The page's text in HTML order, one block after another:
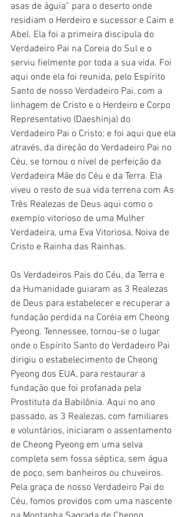
asas de águia” para o deserto onde
residiam o Herdeiro e sucessor e Caim e
Abel. Ela foi a primeira discípula do
Verdadeiro Pai na Coreia do Sul e o
serviu fielmente por toda a sua vida. Foi
aqui onde ela foi reunida, pelo Espírito
Santo de nosso Verdadeiro Pai, com a
linhagem de Cristo e o Herdeiro e Corpo
Representativo (Daeshinja) do
Verdadeiro Pai o Cristo; e foi aqui que ela
através, da direção do Verdadeiro Pai no
Céu, se tornou o nível de perfeição da
Verdadeira Mãe do Céu e da Terra. Ela
viveu o resto de sua vida terrena com As
Três Realezas de Deus aqui como o
exemplo vitorioso de uma Mulher
Verdadeira, uma Eva Vitoriosa, Noiva de
Cristo e Rainha das Rainhas.
Os Verdadeiros Pais do Céu, da Terra e
da Humanidade guiaram as 3 Realezas
de Deus para estabelecer e recuperar a
fundação perdida na Coréia em Cheong
Pyeong. Tennessee, tornou-se o lugar
onde o Espírito Santo do Verdadeiro Pai
dirigiu o estabelecimento de Cheong
Pyeong dos EUA, para restaurar a
fundação que foi profanada pela
Prostituta da Babilônia. Aqui no ano
passado, as 3 Realezas, com familiares
e voluntários, iniciaram o assentamento
de Cheong Pyeong em uma selva
completa sem fossa séptica, sem água
de poço, sem banheiros ou chuveiros.
Pela graça de nosso Verdadeiro Pai do
Céu, fomos providos com uma nascente